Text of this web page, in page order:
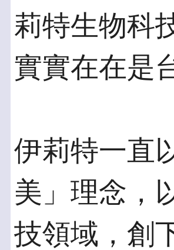
莉特生物科
實實在在是
伊莉特一直
美」理念，
技領域，創